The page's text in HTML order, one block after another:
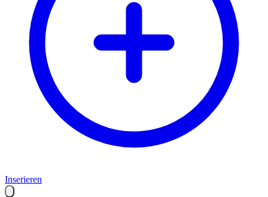
Inserieren